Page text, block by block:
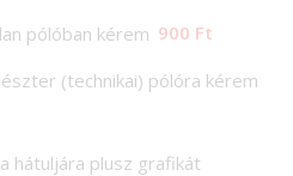
pólóban kérem 900 Ft
(technikai) pólóra kérem
hátuljára plusz grafikát